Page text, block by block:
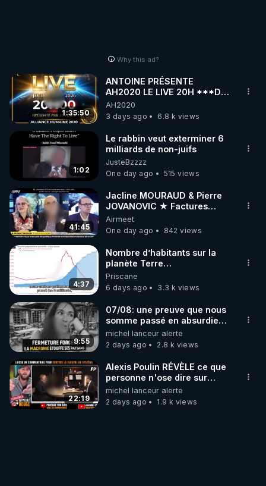
Why this ad?
1:35:50
ANTOINE PRÉSENTE
AH2020 LE LIVE 20H ***DU
06/08/2026***
AH2020
3 days ago
6.8 k views
1:02
Le rabbin veut exterminer 6
milliards de non-juifs
JusteBzzzz
One day ago
515 views
41:45
Jacline MOURAUD & Pierre
JOVANOVIC ★ Factures
Impayées : Où Est Passé Le
Pognon ?
Airmeet
One day ago
842 views
4:37
Nombre d’habitants sur la
planète Terre…
Priscane
6 days ago
3.3 k views
9:55
07/08: une preuve que nous
somme passé en absurdie
une dictature qui veut faire
taire ses opposant !
michel lanceur alerte
2 days ago
2.8 k views
22:19
Alexis Poulin RÉVÈLE ce que
personne n'ose dire sur
l'Union européenne (C'est
explosif)
michel lanceur alerte
2 days ago
1.9 k views